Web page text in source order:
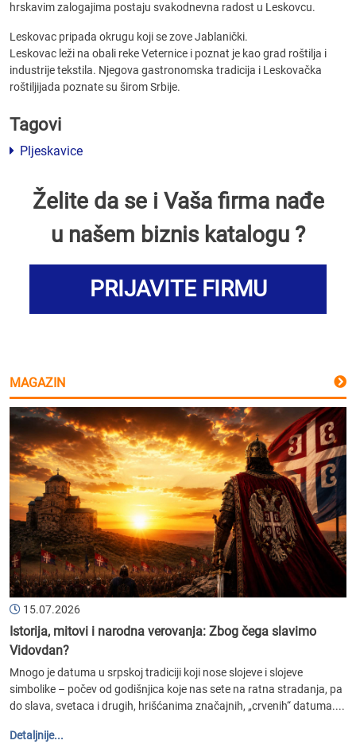
hrskavim zalogajima postaju svakodnevna radost u Leskovcu.
Leskovac pripada okrugu koji se zove Jablanički.
Leskovac leži na obali reke Veternice i poznat je kao grad roštilja i
industrije tekstila. Njegova gastronomska tradicija i Leskovačka
roštiljijada poznate su širom Srbije.
Tagovi
Pljeskavice
Želite da se i Vaša firma nađe
u našem biznis katalogu ?
PRIJAVITE FIRMU
MAGAZIN
15.07.2026
Istorija, mitovi i narodna verovanja: Zbog čega slavimo
Vidovdan?
Mnogo je datuma u srpskoj tradiciji koji nose slojeve i slojeve
simbolike – počev od godišnjica koje nas sete na ratna stradanja, pa
do slava, svetaca i drugih, hrišćanima značajnih, „crvenih“ datuma....
Detaljnije...